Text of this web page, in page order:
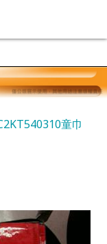
童巾